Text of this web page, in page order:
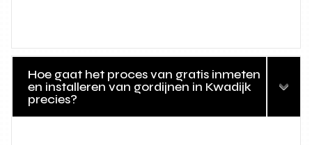
Hoe gaat het proces van gratis inmeten
en installeren van gordijnen in Kwadijk
precies?